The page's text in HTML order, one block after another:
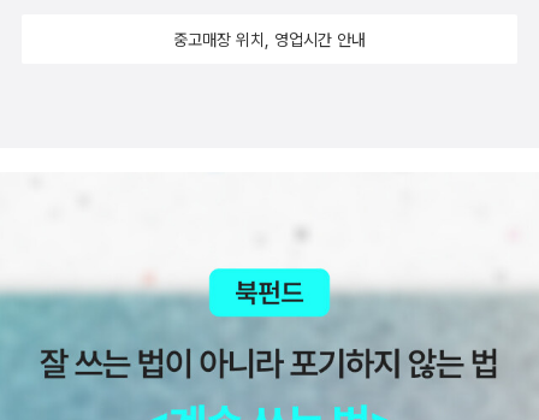
게는 다 계획이 있었지요→ 놀부는 다 생각해 두었지요→ 놀부는
나쁘지만 번뜩번뜩 생각해요35글 : 숲노래·파란놀(최종규). 낱말
책을 쓴다. 《풀꽃나무 들숲노래 동시 따라쓰기》, 《새로 쓰는 말밑
꾸러미 사전》, 《미래세대를 위한 우리말과 문해력》, 《들꽃내음
평화》, 《곁말》, 《책숲마실》, 《우리말 수수께끼 동시》, 《시골에서
살림 짓는 즐거움》, 《이오덕 마음 읽기》을 썼다. blog.naver.co
중고매장 위치, 영업시간 안내